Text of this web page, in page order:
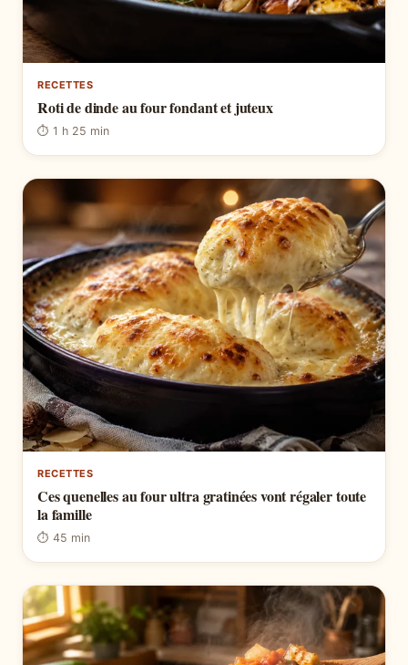
RECETTES
Roti de dinde au four fondant et juteux
⏱ 1 h 25 min
RECETTES
Ces quenelles au four ultra gratinées vont régaler toute
la famille
⏱ 45 min